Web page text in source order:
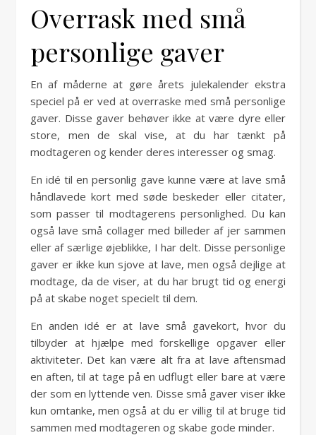
Overrask med små
personlige gaver
En af måderne at gøre årets julekalender ekstra
speciel på er ved at overraske med små personlige
gaver. Disse gaver behøver ikke at være dyre eller
store, men de skal vise, at du har tænkt på
modtageren og kender deres interesser og smag.
En idé til en personlig gave kunne være at lave små
håndlavede kort med søde beskeder eller citater,
som passer til modtagerens personlighed. Du kan
også lave små collager med billeder af jer sammen
eller af særlige øjeblikke, I har delt. Disse personlige
gaver er ikke kun sjove at lave, men også dejlige at
modtage, da de viser, at du har brugt tid og energi
på at skabe noget specielt til dem.
En anden idé er at lave små gavekort, hvor du
tilbyder at hjælpe med forskellige opgaver eller
aktiviteter. Det kan være alt fra at lave aftensmad
en aften, til at tage på en udflugt eller bare at være
der som en lyttende ven. Disse små gaver viser ikke
kun omtanke, men også at du er villig til at bruge tid
sammen med modtageren og skabe gode minder.